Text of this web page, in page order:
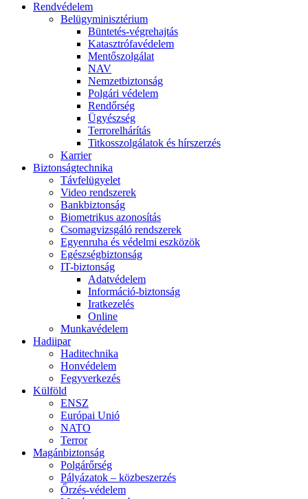
Rendvédelem
Belügyminisztérium
Büntetés-végrehajtás
Katasztrófavédelem
Mentőszolgálat
NAV
Nemzetbiztonság
Polgári védelem
Rendőrség
Ügyészség
Terrorelhárítás
Titkosszolgálatok és hírszerzés
Karrier
Biztonságtechnika
Távfelügyelet
Video rendszerek
Bankbiztonság
Biometrikus azonosítás
Csomagvizsgáló rendszerek
Egyenruha és védelmi eszközök
Egészségbiztonság
IT-biztonság
Adatvédelem
Információ-biztonság
Iratkezelés
Online
Munkavédelem
Hadiipar
Haditechnika
Honvédelem
Fegyverkezés
Külföld
ENSZ
Európai Unió
NATO
Terror
Magánbiztonság
Polgárőrség
Pályázatok – közbeszerzés
Őrzés-védelem